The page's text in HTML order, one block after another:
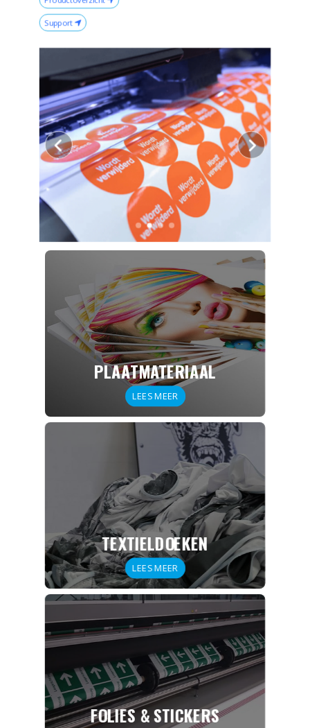
Support
PLAATMATERIAAL
LEES MEER
TEXTIELDOEKEN
LEES MEER
FOLIES & STICKERS